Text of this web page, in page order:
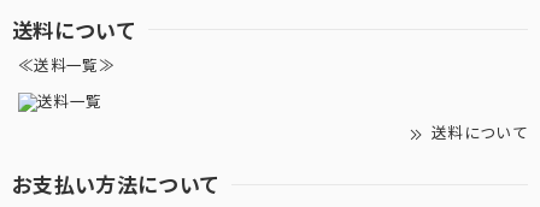
送料について
≪送料一覧≫
送料について
お支払い方法について